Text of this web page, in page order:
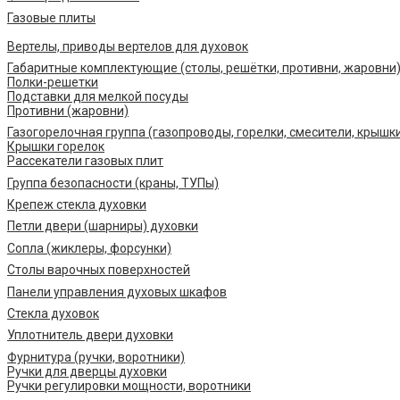
Газовые плиты
Вертелы, приводы вертелов для духовок
Габаритные комплектующие (столы, решётки, противни, жаровни)
Полки-решетки
Подставки для мелкой посуды
Противни (жаровни)
Газогорелочная группа (газопроводы, горелки, смесители,
Крышки горелок
Рассекатели газовых плит
Группа безопасности (краны, ТУПы)
Крепеж стекла духовки
Петли двери (шарниры) духовки
Сопла (жиклеры, форсунки)
Столы варочных поверхностей
Панели управления духовых шкафов
Стекла духовок
Уплотнитель двери духовки
Фурнитура (ручки, воротники)
Ручки для дверцы духовки
Ручки регулировки мощности, воротники